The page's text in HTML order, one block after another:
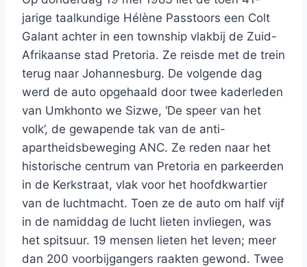
jarige taalkundige Hélène Passtoors een Colt
Galant achter in een township vlakbij de Zuid-
Afrikaanse stad Pretoria. Ze reisde met de trein
terug naar Johannesburg. De volgende dag
werd de auto opgehaald door twee kaderleden
van Umkhonto we Sizwe, ‘De speer van het
volk’, de gewapende tak van de anti-
apartheidsbeweging ANC. Ze reden naar het
historische centrum van Pretoria en parkeerden
in de Kerkstraat, vlak voor het hoofdkwartier
van de luchtmacht. Toen ze de auto om half vijf
in de namiddag de lucht lieten invliegen, was
het spitsuur. 19 mensen lieten het leven; meer
dan 200 voorbijgangers raakten gewond. Twee